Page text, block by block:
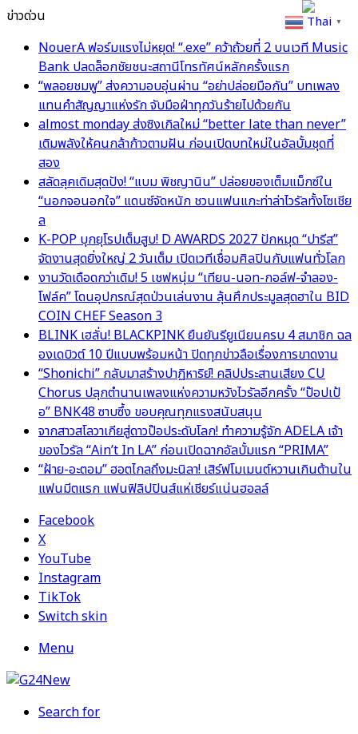
ข่าวด่วน
NouerA ฟอร์มแรงไม่หยุด! “.exe” คว้าถ้วยที่ 2 บนเวที Music
Bank ปลดล็อกชัยชนะสถานีโทรทัศน์หลักครั้งแรก
“พลอยชมพู” ส่งความอบอุ่นผ่าน “อย่าปล่อยมือกัน” บทเพลง
แทนคำสัญญาแห่งรัก จับมือฝ่าทุกวันร้ายไปด้วยกัน
almost monday ส่งซิงเกิลใหม่ “better late than never”
เติมพลังให้คนกล้าก้าวตามฝัน ก่อนเปิดบทใหม่ในอัลบั้มชุดที่
สอง
สลัดลุคเดิมสุดปัง! “แบม พิชญานิน” ปล่อยของเต็มแม็กซ์ใน
“นอกจอนอกใจ” แดนซ์จัดหนัก ชวนแฟนแกะท่าล่าไวรัลทั้งโซเชีย
ล
K-POP บุกยุโรปเต็มสูบ! D AWARDS 2027 ปักหมุด “ปารีส”
จัดงานสุดยิ่งใหญ่ 2 วันเต็ม เปิดเวทีเชื่อมศิลปินกับแฟนทั่วโลก
งานวัดเดือดกว่าเดิม! 5 เชฟหนุ่ม “เทียน-นอท-กอล์ฟ-จำลอง-
โฟล์ค” โดนอุปกรณ์สุดป่วนเล่นงาน ลุ้นศึกประมูลสุดฮาใน BID
COIN CHEF Season 3
BLINK เฮลั่น! BLACKPINK ยืนยันรียูเนียนครบ 4 สมาชิก ฉล
องเดบิวต์ 10 ปีแบบพร้อมหน้า ปิดทุกข่าวลือเรื่องการขาดงาน
“Shonichi” กลับมาสร้างปาฏิหาริย์! คลิปประสานเสียง CU
Chorus ปลุกตำนานเพลงแห่งความหวังไวรัลอีกครั้ง “ป๊อปเป้
อ” BNK48 ซาบซึ้ง ขอบคุณทุกแรงสนับสนุน
จากสาวสโลวาเกียสู่ดาวป๊อประดับโลก! ทำความรู้จัก ADELA เจ้า
ของไวรัล “Ain’t In LA” ก่อนเปิดฉากอัลบั้มแรก “PRIMA”
“ฝ้าย-อะตอม” ฮอตไกลถึงมะนิลา! เสิร์ฟโมเมนต์หวานเกินต้านใน
แฟนมีตแรก แฟนฟิลิปปินส์แห่เชียร์แน่นฮอลล์
Facebook
X
YouTube
Instagram
TikTok
Switch skin
Menu
Search for
Thai ▼